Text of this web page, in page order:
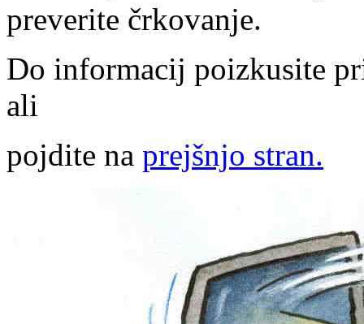
preverite črkovanje.
Do informacij poizkusite
ali
pojdite na prejšnjo stran.